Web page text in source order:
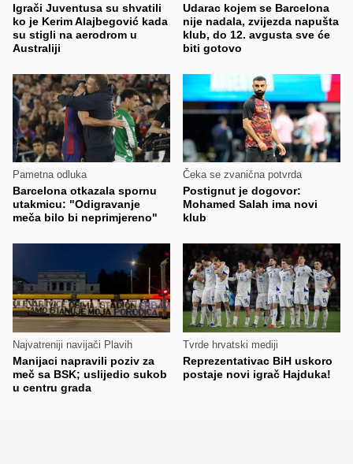
Igrači Juventusa su shvatili
ko je Kerim Alajbegović kada
su stigli na aerodrom u
Australiji
Udarac kojem se Barcelona
nije nadala, zvijezda napušta
klub, do 12. avgusta sve će
biti gotovo
Pametna odluka
Barcelona otkazala spornu
utakmicu: "Odigravanje
meča bilo bi neprimjereno"
Čeka se zvanična potvrda
Postignut je dogovor:
Mohamed Salah ima novi
klub
Najvatreniji navijači Plavih
Manijaci napravili poziv za
meč sa BSK; uslijedio sukob
u centru grada
Tvrde hrvatski mediji
Reprezentativac BiH uskoro
postaje novi igrač Hajduka!